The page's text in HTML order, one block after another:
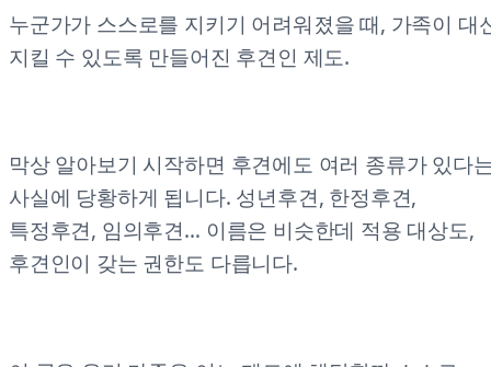
누군가가 스스로를 지키기 어려워졌을 때, 가족이 대
지킬 수 있도록 만들어진 후견인 제도.
막상 알아보기 시작하면 후견에도 여러 종류가 있다
사실에 당황하게 됩니다. 성년후견, 한정후견,
특정후견, 임의후견… 이름은 비슷한데 적용 대상도,
후견인이 갖는 권한도 다릅니다.